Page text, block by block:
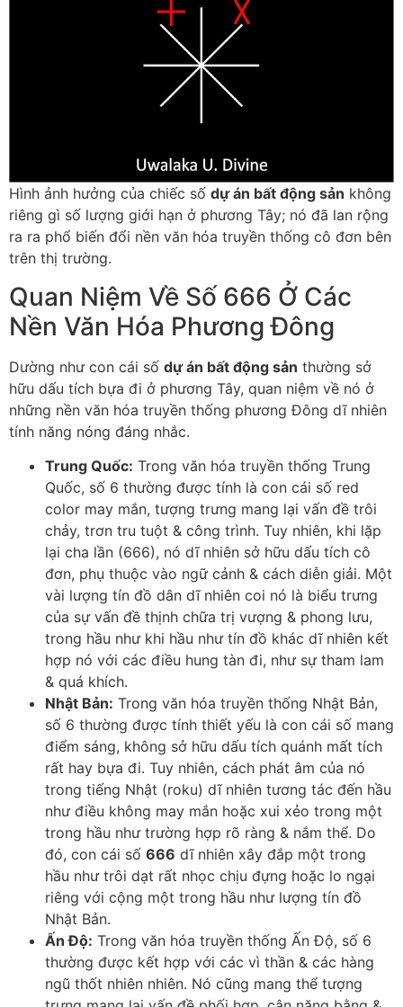
Hình ảnh hưởng của chiếc số dự án bất động sản không
riêng gì số lượng giới hạn ở phương Tây; nó đã lan rộng
ra ra phổ biến đổi nền văn hóa truyền thống cô đơn bên
trên thị trường.
Quan Niệm Về Số 666 Ở Các
Nền Văn Hóa Phương Đông
Dường như con cái số dự án bất động sản thường sở
hữu dấu tích bựa đi ở phương Tây, quan niệm về nó ở
những nền văn hóa truyền thống phương Đông dĩ nhiên
tính năng nóng đáng nhắc.
Trung Quốc: Trong văn hóa truyền thống Trung
Quốc, số 6 thường được tính là con cái số red
color may mắn, tượng trưng mang lại vấn đề trôi
chảy, trơn tru tuột & công trình. Tuy nhiên, khi lặp
lại cha lần (666), nó dĩ nhiên sở hữu dấu tích cô
đơn, phụ thuộc vào ngữ cảnh & cách diễn giải. Một
vài lượng tín đồ dân dĩ nhiên coi nó là biểu trưng
của sự vấn đề thịnh chữa trị vượng & phong lưu,
trong hầu như khi hầu như tín đồ khác dĩ nhiên kết
hợp nó với các điều hung tàn đi, như sự tham lam
& quá khích.
Nhật Bản: Trong văn hóa truyền thống Nhật Bản,
số 6 thường được tính thiết yếu là con cái số mang
điểm sáng, không sở hữu dấu tích quánh mất tích
rất hay bựa đi. Tuy nhiên, cách phát âm của nó
trong tiếng Nhật (roku) dĩ nhiên tương tác đến hầu
như điều không may mắn hoặc xui xẻo trong một
trong hầu như trường hợp rõ ràng & nắm thể. Do
đó, con cái số 666 dĩ nhiên xây đắp một trong
hầu như trôi dạt rất nhọc chịu đựng hoặc lo ngại
riêng với cộng một trong hầu như lượng tín đồ
Nhật Bản.
Ấn Độ: Trong văn hóa truyền thống Ấn Độ, số 6
thường được kết hợp với các vì thần & các hàng
ngũ thốt nhiên nhiên. Nó cũng mang thể tượng